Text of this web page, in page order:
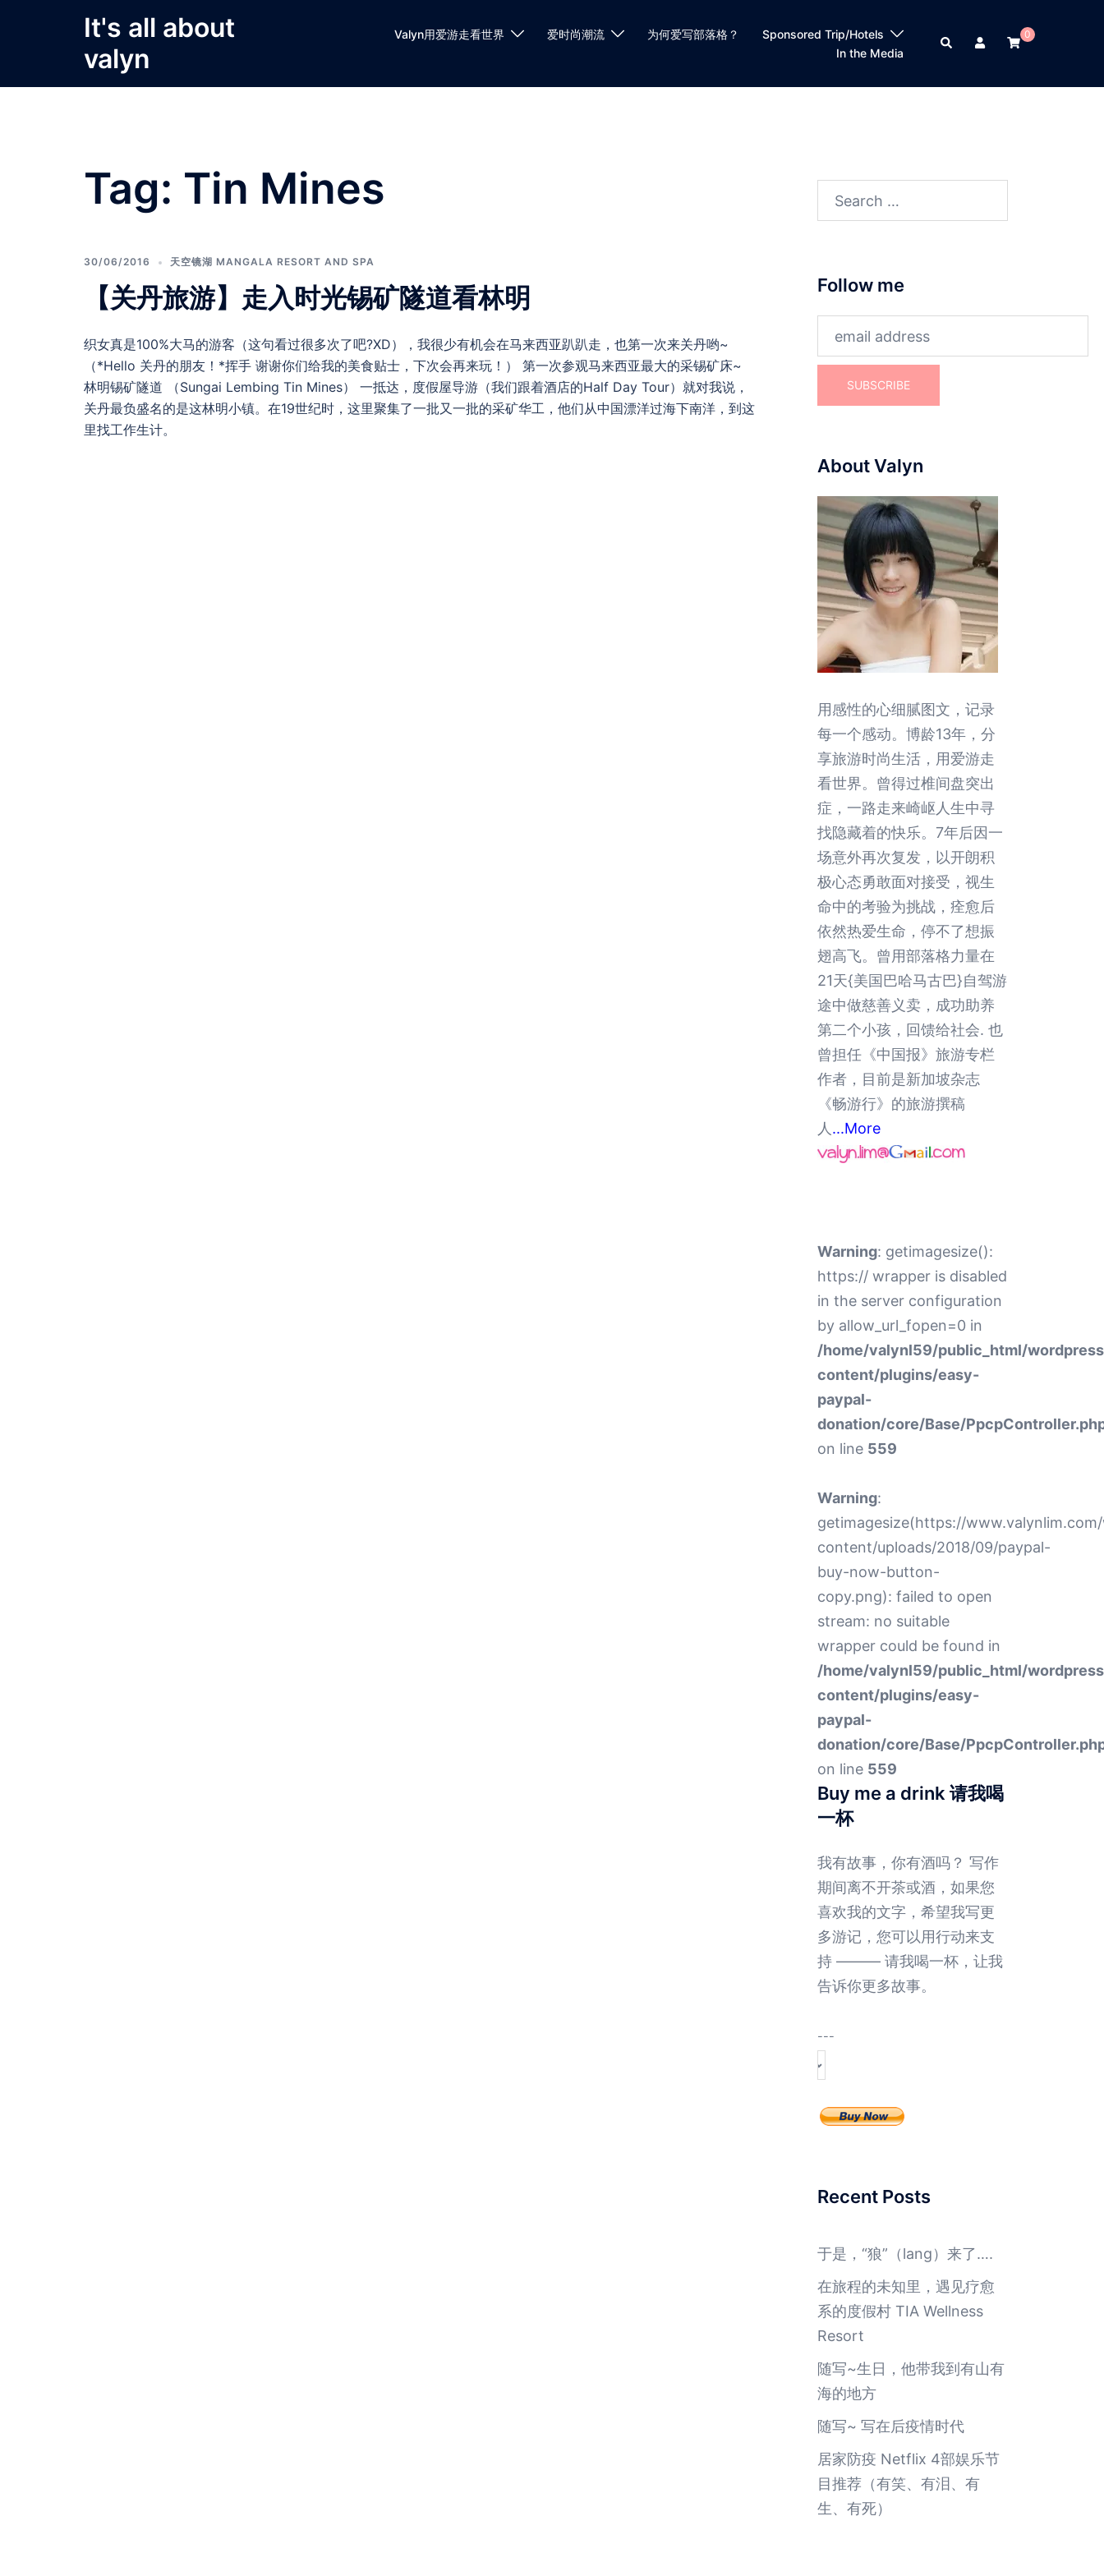
It's all about
valyn
Valyn用爱游走看世界 爱时尚潮流 为何爱写部落格？
Sponsored Trip/Hotels
In the Media
Search
0
Tag: Tin Mines
30/06/2016 天空镜湖 MANGALA RESORT AND SPA
【关丹旅游】走入时光锡矿隧道看林明
织女真是100%大马的游客（这句看过很多次了吧?XD），我很少有机会在马来西亚趴趴走，也第一次来关丹哟~
（*Hello 关丹的朋友！*挥手 谢谢你们给我的美食贴士，下次会再来玩！） 第一次参观马来西亚最大的采锡矿床~
林明锡矿隧道 （Sungai Lembing Tin Mines） 一抵达，度假屋导游（我们跟着酒店的Half Day Tour）就对我说，
关丹最负盛名的是这林明小镇。在19世纪时，这里聚集了一批又一批的采矿华工，他们从中国漂洋过海下南洋，到这
里找工作生计。
Search
Follow me
About Valyn
用感性的心细腻图文，记录
每一个感动。博龄13年，分
享旅游时尚生活，用爱游走
看世界。曾得过椎间盘突出
症，一路走来崎岖人生中寻
找隐藏着的快乐。7年后因一
场意外再次复发，以开朗积
极心态勇敢面对接受，视生
命中的考验为挑战，痊愈后
依然热爱生命，停不了想振
翅高飞。曾用部落格力量在
21天{美国巴哈马古巴}自驾游
途中做慈善义卖，成功助养
第二个小孩，回馈给社会. 也
曾担任《中国报》旅游专栏
作者，目前是新加坡杂志
《畅游行》的旅游撰稿
人 ...More
Warning: getimagesize():
https:// wrapper is disabled
in the server configuration
by allow_url_fopen=0 in
/home/valynl59/public_html/
content/plugins/easy-
paypal-
donation/core/Base/
on line 559
Warning:
getimagesize(https://
content/uploads/2018/09/paypal-
buy-now-button-
copy.png): failed to open
stream: no suitable
wrapper could be found in
/home/valynl59/public_html/
content/plugins/easy-
paypal-
donation/core/Base/
on line 559
Buy me a drink 请我喝
一杯
我有故事，你有酒吗？ 写作
期间离不开茶或酒，如果您
喜欢我的文字，希望我写更
多游记，您可以用行动来支
持 ——— 请我喝一杯，让我
告诉你更多故事。
---
Recent Posts
于是，“狼”（lang）来了….
在旅程的未知里，遇见疗愈
系的度假村 TIA Wellness
Resort
随写~生日，他带我到有山有
海的地方
随写~ 写在后疫情时代
居家防疫 Netflix 4部娱乐节
目推荐（有笑、有泪、有
生、有死）